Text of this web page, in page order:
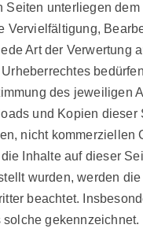
Seiten unterliegen dem
Vervielfältigung,
Art der Verwertung
des jeweiligen
und Kopien dieser
nicht kommerziellen
Inhalte auf dieser
wurden, werden die
beachtet.
solche